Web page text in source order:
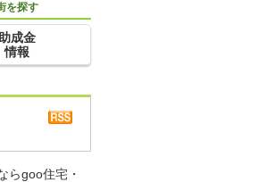
を探す
助成金
情報
らgoo住宅・